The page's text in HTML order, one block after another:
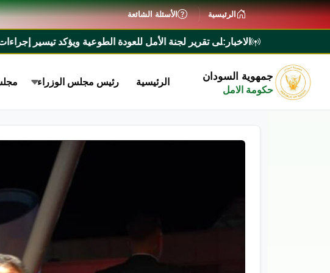
الرئيسية الأسئلة الشائعة
الاخبار:
يطلع على تقرير لجنة الأمل للعودة الطوعية ويؤكد تيسير إجراءات عودة
جمهوية السودان
حكومة الامل
الرئيسية رئيس مجلس الوزراء